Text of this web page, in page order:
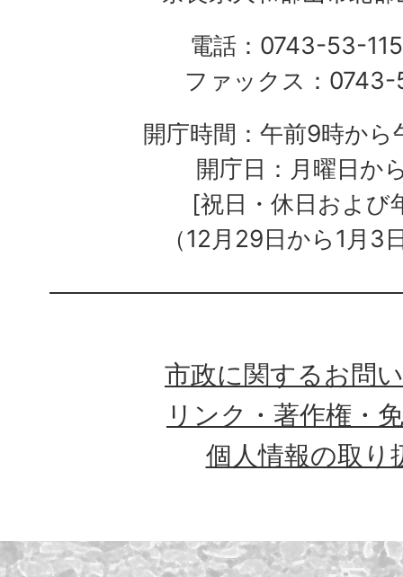
電話：0743-53-
ファックス：
開庁時間：午前9時か
開庁日：月曜日か
[祝日・休日および
（12月29日から1月3
市政に関するお問
リンク・著作権・
個人情報の取り